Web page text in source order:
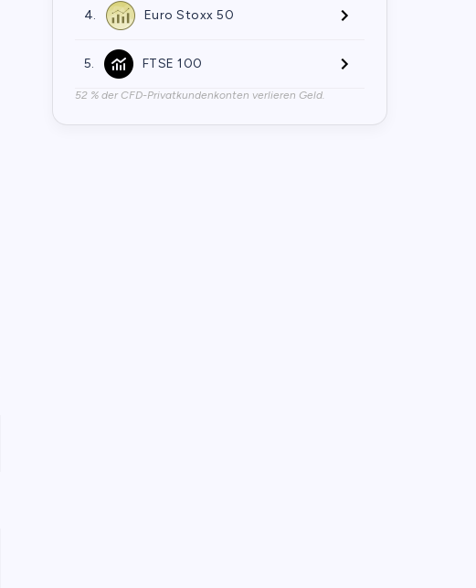
4. Euro Stoxx 50
5. FTSE 100
52 % der CFD-Privatkundenkonten verlieren Geld.